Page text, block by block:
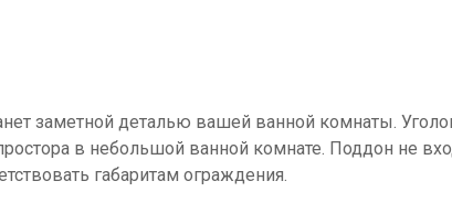
заметной деталью вашей ванной комнаты.
в небольшой ванной комнате. Поддон не
габаритам ограждения.